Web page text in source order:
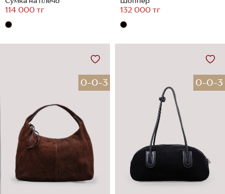
114 000 тг 132 000 тг
0-0-3 0-0-3